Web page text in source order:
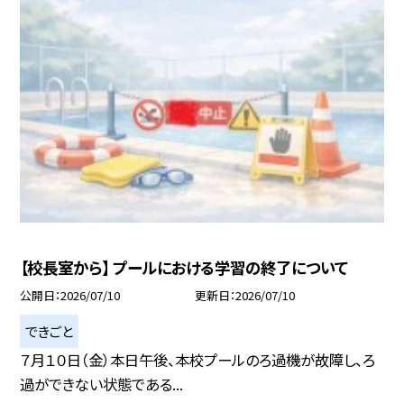
【校長室から】 プールにおける学習の終了について
公開日 2026/07/10 更新日 2026/07/10
できごと
７月１０日（金） 本日午後、本校プールのろ過機が故障し、ろ
過ができない状態である...